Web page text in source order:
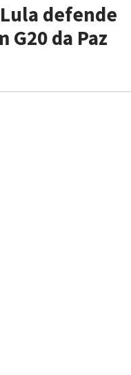
defende
G20 da Paz